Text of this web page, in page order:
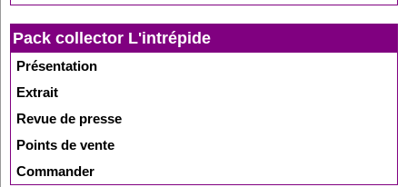
Pack collector L'intrépide
Présentation
Extrait
Revue de presse
Points de vente
Commander